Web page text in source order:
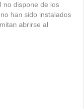
no dispone de los
han sido instalados
abrirse al